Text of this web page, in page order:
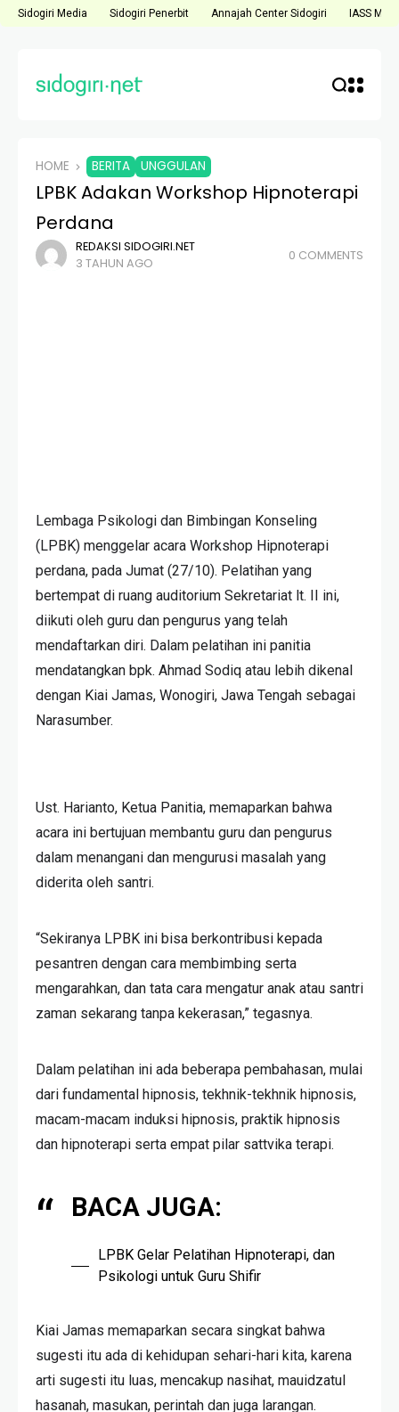
Sidogiri Media Sidogiri Penerbit Annajah Center Sidogiri IASS
HOME BERITA UNGGULAN
LPBK Adakan Workshop Hipnoterapi
Perdana
REDAKSI SIDOGIRI.NET
3 TAHUN AGO
0 COMMENTS
Lembaga Psikologi dan Bimbingan Konseling
(LPBK) menggelar acara Workshop Hipnoterapi
perdana, pada Jumat (27/10). Pelatihan yang
bertempat di ruang auditorium Sekretariat lt. II ini,
diikuti oleh guru dan pengurus yang telah
mendaftarkan diri. Dalam pelatihan ini panitia
mendatangkan bpk. Ahmad Sodiq atau lebih dikenal
dengan Kiai Jamas, Wonogiri, Jawa Tengah sebagai
Narasumber.
Ust. Harianto, Ketua Panitia, memaparkan bahwa
acara ini bertujuan membantu guru dan pengurus
dalam menangani dan mengurusi masalah yang
diderita oleh santri.
“Sekiranya LPBK ini bisa berkontribusi kepada
pesantren dengan cara membimbing serta
mengarahkan, dan tata cara mengatur anak atau santri
zaman sekarang tanpa kekerasan,” tegasnya.
Dalam pelatihan ini ada beberapa pembahasan, mulai
dari fundamental hipnosis, tekhnik-tekhnik hipnosis,
macam-macam induksi hipnosis, praktik hipnosis
dan hipnoterapi serta empat pilar sattvika terapi.
BACA JUGA:
LPBK Gelar Pelatihan Hipnoterapi, dan
Psikologi untuk Guru Shifir
Kiai Jamas memaparkan secara singkat bahwa
sugesti itu ada di kehidupan sehari-hari kita, karena
arti sugesti itu luas, mencakup nasihat, mauidzatul
hasanah, masukan, perintah dan juga larangan.